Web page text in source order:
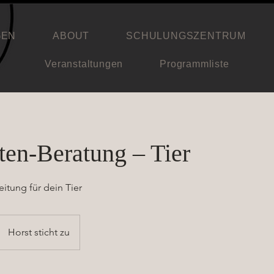
ABOUT SCHULUNGSZENTRUM
Veranstaltungen Programmliste
Beratung – Tier
für dein Tier
Horst sticht zu